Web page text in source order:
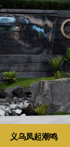
上海徐汇万科广
当自然渗透进城市